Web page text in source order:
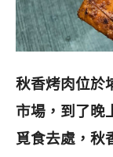
秋香烤肉位於
市場，到了晚
覓食去處， 秋